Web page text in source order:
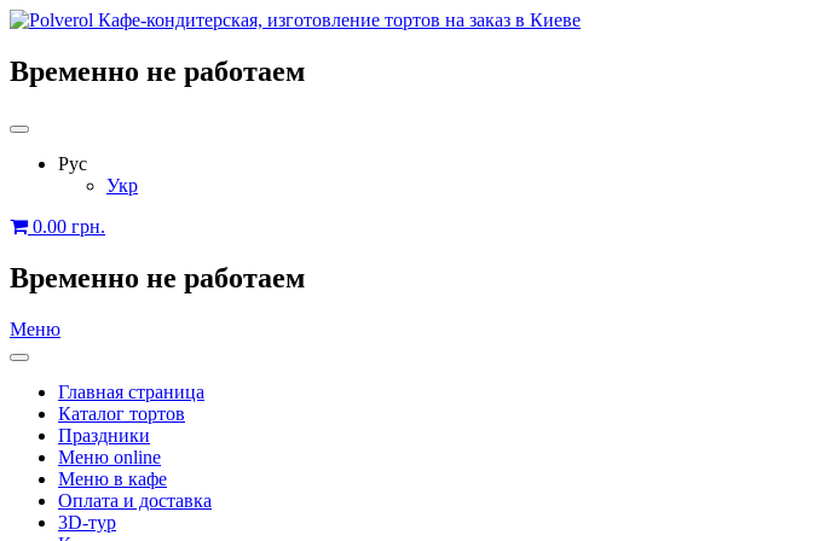
Временно не работаем
Рус
Укр
0.00 грн.
Временно не работаем
Меню
Главная страница
Каталог тортов
Праздники
Меню online
Меню в кафе
Оплата и доставка
3D-тур